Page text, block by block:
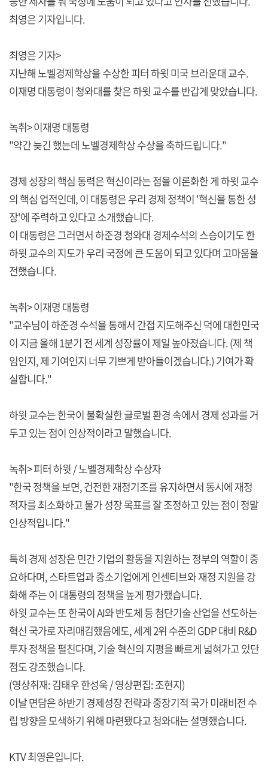
최영은 기자입니다.
최영은 기자>
지난해 노벨경제학상을 수상한 피터 하윗 미국 브라운대 교수.
이재명 대통령이 청와대를 찾은 하윗 교수를 반갑게 맞았습니다.
녹취> 이재명 대통령
"약간 늦긴 했는데 노벨경제학상 수상을 축하드립니다."
경제 성장의 핵심 동력은 혁신이라는 점을 이론화한 게 하윗 교수
의 핵심 업적인데, 이 대통령은 우리 경제 정책이 '혁신을 통한 성
장'에 주력하고 있다고 소개했습니다.
이 대통령은 그러면서 하준경 청와대 경제수석의 스승이기도 한
하윗 교수의 지도가 우리 국정에 큰 도움이 되고 있다며 고마움을
전했습니다.
녹취> 이재명 대통령
"교수님이 하준경 수석을 통해서 간접 지도해주신 덕에 대한민국
이 지금 올해 1분기 전 세계 성장률이 제일 높아졌습니다. (제 책
임인지, 제 기여인지 너무 기쁘게 받아들이겠습니다.) 기여가 확
실합니다."
하윗 교수는 한국이 불확실한 글로벌 환경 속에서 경제 성과를 거
두고 있는 점이 인상적이라고 말했습니다.
녹취> 피터 하윗 / 노벨경제학상 수상자
"한국 정책을 보면, 건전한 재정기조를 유지하면서 동시에 재정
적자를 최소화하고 물가 성장 목표를 잘 조정하고 있는 점이 정말
인상적입니다."
특히 경제 성장은 민간 기업의 활동을 지원하는 정부의 역할이 중
요하다며, 스타트업과 중소기업에게 인센티브와 재정 지원을 강
화해 주는 이 대통령의 정책을 높게 평가했습니다.
하윗 교수는 또 한국이 AI와 반도체 등 첨단기술 산업을 선도하는
혁신 국가로 자리매김했음에도, 세계 2위 수준의 GDP 대비 R&D
투자 정책을 펼친다며, 기술 혁신의 지평을 빠르게 넓혀가고 있단
점도 강조했습니다.
(영상취재: 김태우 한성욱 / 영상편집: 조현지)
이날 면담은 하반기 경제성장 전략과 중장기적 국가 미래비전 수
립 방향을 모색하기 위해 마련됐다고 청와대는 설명했습니다.
KTV 최영은입니다.